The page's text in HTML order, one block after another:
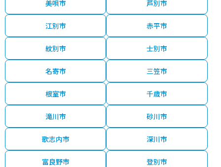
美唄市 芦別市
江別市 赤平市
紋別市 士別市
名寄市 三笠市
根室市 千歳市
滝川市 砂川市
歌志内市 深川市
富良野市 登別市